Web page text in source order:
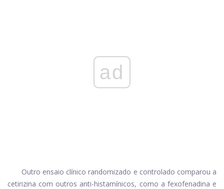
ad
Outro ensaio clínico randomizado e controlado comparou a
cetirizina com outros anti-histamínicos, como a fexofenadina e